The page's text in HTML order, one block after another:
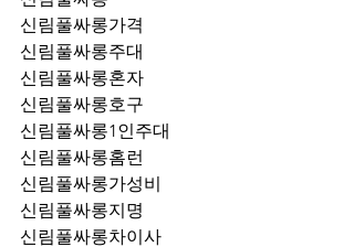
신림풀싸롱가격
신림풀싸롱주대
신림풀싸롱혼자
신림풀싸롱호구
신림풀싸롱1인주대
신림풀싸롱홈런
신림풀싸롱가성비
신림풀싸롱지명
신림풀싸롱차이사